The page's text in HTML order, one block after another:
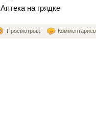
Аптека на грядке
Просмотров: